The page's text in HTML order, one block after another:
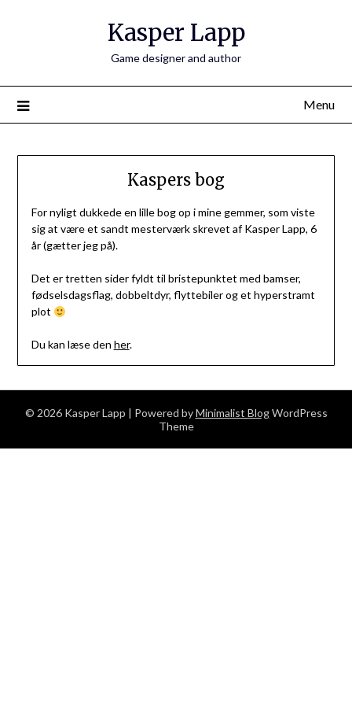
Kasper Lapp
Game designer and author
Menu
Kaspers bog
For nyligt dukkede en lille bog op i mine gemmer, som viste
sig at være et sandt mesterværk skrevet af Kasper Lapp, 6
år (gætter jeg på).
Det er tretten sider fyldt til bristepunktet med bamser,
fødselsdagsflag, dobbeltdyr, flyttebiler og et hyperstramt
plot
Du kan læse den her.
© 2026 Kasper Lapp | Powered byMinimalist BlogWordPress
Theme